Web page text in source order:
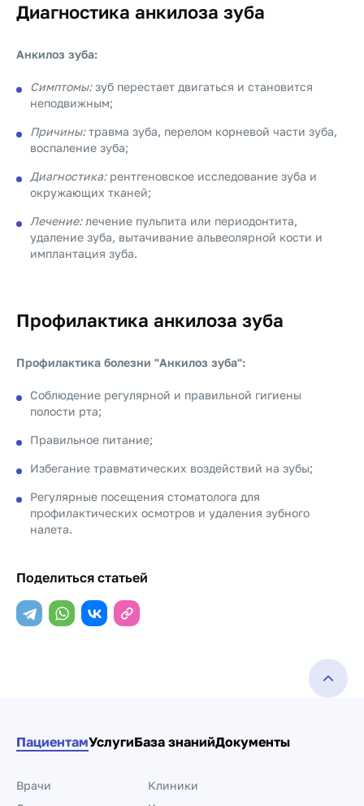
Диагностика анкилоза зуба
Анкилоз зуба:
Симптомы:зуб перестает двигаться и становится
неподвижным;
Причины:травма зуба, перелом корневой части зуба,
воспаление зуба;
Диагностика:рентгеновское исследование зуба и
окружающих тканей;
Лечение:лечение пульпита или периодонтита,
удаление зуба, вытачивание альвеолярной кости и
имплантация зуба.
Профилактика анкилоза зуба
Профилактика болезни "Анкилоз зуба":
Соблюдение регулярной и правильной гигиены
полости рта;
Правильное питание;
Избегание травматических воздействий на зубы;
Регулярные посещения стоматолога для
профилактических осмотров и удаления зубного
налета.
Поделиться статьей
ПациентамУслугиБаза знанийДокументы
Врачи
Клиники